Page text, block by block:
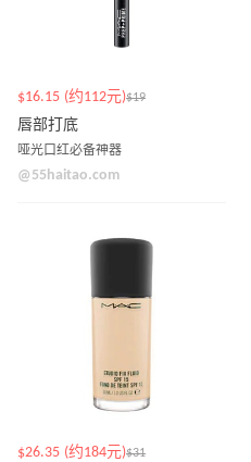
$16.15 (约112元)$19
唇部打底
哑光口红必备神器
@55haitao.com
$26.35 (约184元)$31